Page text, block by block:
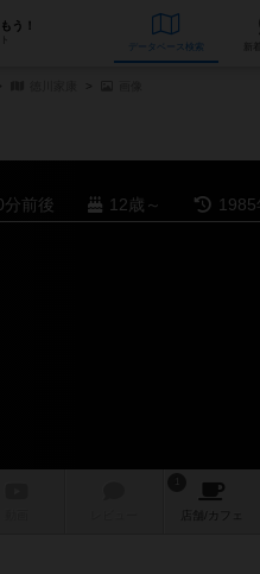
う！
データベース
分前後 12歳～ 1985
店舗/ カフェ